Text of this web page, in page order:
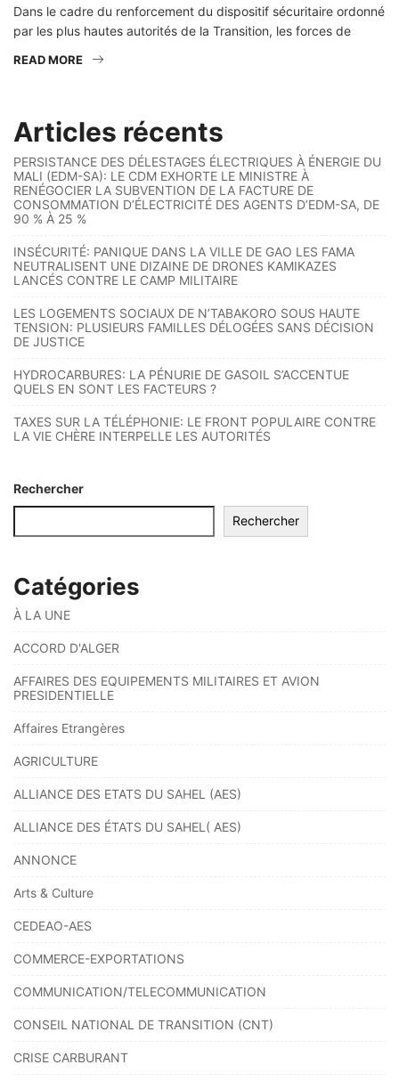
Dans le cadre du renforcement du dispositif sécuritaire ordonné
par les plus hautes autorités de la Transition, les forces de
READ MORE
Articles récents
PERSISTANCE DES DÉLESTAGES ÉLECTRIQUES À ÉNERGIE DU
MALI (EDM-SA): LE CDM EXHORTE LE MINISTRE À
RENÉGOCIER LA SUBVENTION DE LA FACTURE DE
CONSOMMATION D’ÉLECTRICITÉ DES AGENTS D’EDM-SA, DE
90 % À 25 %
INSÉCURITÉ: PANIQUE DANS LA VILLE DE GAO LES FAMA
NEUTRALISENT UNE DIZAINE DE DRONES KAMIKAZES
LANCÉS CONTRE LE CAMP MILITAIRE
LES LOGEMENTS SOCIAUX DE N’TABAKORO SOUS HAUTE
TENSION: PLUSIEURS FAMILLES DÉLOGÉES SANS DÉCISION
DE JUSTICE
HYDROCARBURES: LA PÉNURIE DE GASOIL S’ACCENTUE
QUELS EN SONT LES FACTEURS ?
TAXES SUR LA TÉLÉPHONIE: LE FRONT POPULAIRE CONTRE
LA VIE CHÈRE INTERPELLE LES AUTORITÉS
Rechercher
Rechercher
Catégories
À LA UNE
ACCORD D'ALGER
AFFAIRES DES EQUIPEMENTS MILITAIRES ET AVION
PRESIDENTIELLE
Affaires Etrangères
AGRICULTURE
ALLIANCE DES ETATS DU SAHEL (AES)
ALLIANCE DES ÉTATS DU SAHEL( AES)
ANNONCE
Arts & Culture
CEDEAO-AES
COMMERCE-EXPORTATIONS
COMMUNICATION/TELECOMMUNICATION
CONSEIL NATIONAL DE TRANSITION (CNT)
CRISE CARBURANT